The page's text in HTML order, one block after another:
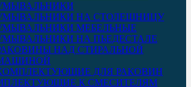
НА СТОЛЕШНИЦУ
МЕБЕЛЬНЫЕ
НА ПЬЕДЕСТАЛЕ
НАД СТИРАЛЬНОЙ
ДЛЯ РАКОВИН